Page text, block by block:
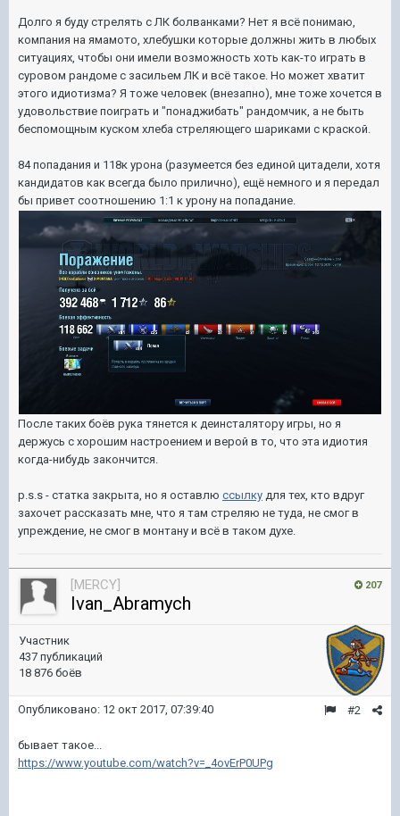
Долго я буду стрелять с ЛК болванками? Нет я всё понимаю,
компания на ямамото, хлебушки которые должны жить в любых
ситуациях, чтобы они имели возможность хоть как-то играть в
суровом рандоме с засильем ЛК и всё такое. Но может хватит
этого идиотизма? Я тоже человек (внезапно), мне тоже хочется в
удовольствие поиграть и "понаджибать" рандомчик, а не быть
беспомощным куском хлеба стреляющего шариками с краской.
84 попадания и 118к урона (разумеется без единой цитадели, хотя
кандидатов как всегда было прилично), ещё немного и я передал
бы привет соотношению 1:1 к урону на попадание.
После таких боёв рука тянется к деинсталятору игры, но я
держусь с хорошим настроением и верой в то, что эта идиотия
когда-нибудь закончится.
p.s.s - статка закрыта, но я оставлю ссылку для тех, кто вдруг
захочет рассказать мне, что я там стреляю не туда, не смог в
упреждение, не смог в монтану и всё в таком духе.
207
[MERCY]
Ivan_Abramych
Участник
437 публикаций
18 876 боёв
#2
Опубликовано: 12 окт 2017, 07:39:40
бывает такое...
https://www.youtube.com/watch?v=_4ovErP0UPg